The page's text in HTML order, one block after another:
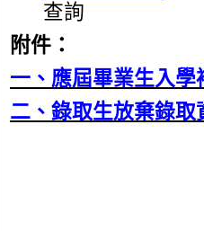
查詢
附件：
一、應屆畢業生入學
二、錄取生放棄錄取